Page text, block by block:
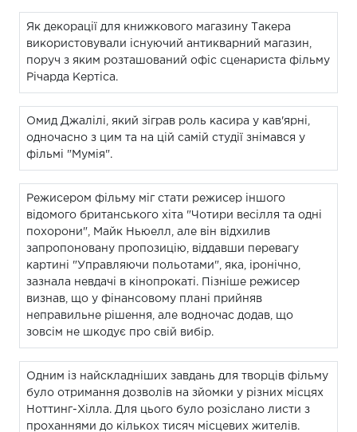
Як декорації для книжкового магазину Такера
використовували існуючий антикварний магазин,
поруч з яким розташований офіс сценариста фільму
Річарда Кертіса.
Омид Джалілі, який зіграв роль касира у кав'ярні,
одночасно з цим та на цій самій студії знімався у
фільмі "Мумія".
Режисером фільму міг стати режисер іншого
відомого британського хіта "Чотири весілля та одні
похорони", Майк Ньюелл, але він відхилив
запропоновану пропозицію, віддавши перевагу
картині "Управляючи польотами", яка, іронічно,
зазнала невдачі в кінопрокаті. Пізніше режисер
визнав, що у фінансовому плані прийняв
неправильне рішення, але водночас додав, що
зовсім не шкодує про свій вибір.
Одним із найскладніших завдань для творців фільму
було отримання дозволів на зйомки у різних місцях
Ноттинг-Хілла. Для цього було розіслано листи з
проханнями до кількох тисяч місцевих жителів.